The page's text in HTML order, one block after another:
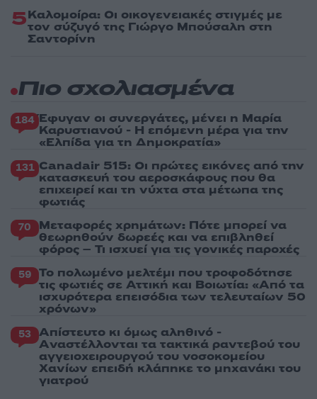
5Καλομοίρα: Οι οικογενειακές στιγμές με
τον σύζυγό της Γιώργο Μπούσαλη στη
Σαντορίνη
Πιο σχολιασμένα
184 Έφυγαν οι συνεργάτες, μένει η Μαρία
Καρυστιανού - Η επόμενη μέρα για την
«Ελπίδα για τη Δημοκρατία»
131 Canadair 515: Οι πρώτες εικόνες από την
κατασκευή του αεροσκάφους που θα
επιχειρεί και τη νύχτα στα μέτωπα της
φωτιάς
70 Μεταφορές χρημάτων: Πότε μπορεί να
θεωρηθούν δωρεές και να επιβληθεί
φόρος – Τι ισχυεί για τις γονικές παροχές
59 Το πολωμένο μελτέμι που τροφοδότησε
τις φωτιές σε Αττική και Βοιωτία: «Από τα
ισχυρότερα επεισόδια των τελευταίων 50
χρόνων»
53 Απίστευτο κι όμως αληθινό -
Aναστέλλονται τα τακτικά ραντεβού του
αγγειοχειρουργού του νοσοκομείου
Χανίων επειδή κλάπηκε το μηχανάκι του
γιατρού